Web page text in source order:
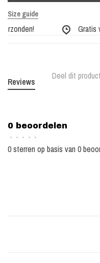
Size guide
Gratis
Deel dit
Reviews
0 beoordelen
• • • • •
0 sterren op basis van 0